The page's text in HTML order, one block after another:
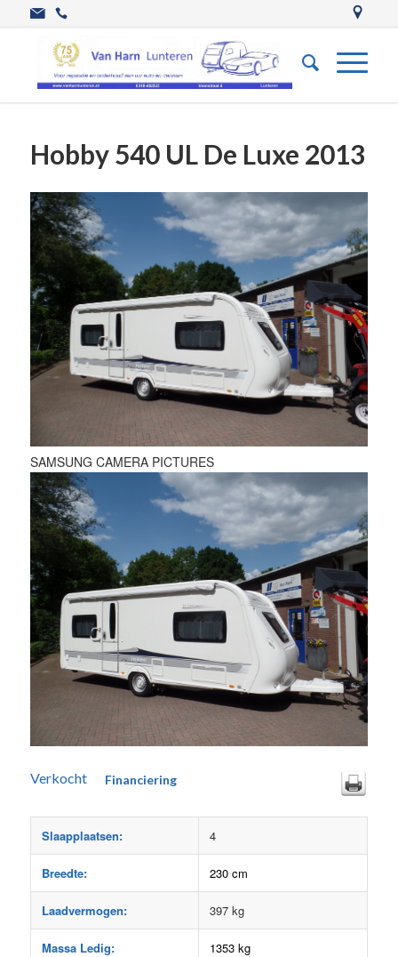
Hobby 540 UL De Luxe 2013
SAMSUNG CAMERA PICTURES
Verkocht Financiering
Slaapplaatsen: 4
Breedte: 230 cm
Laadvermogen: 397 kg
Massa Ledig: 1353 kg